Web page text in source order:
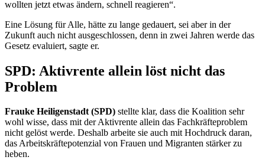
wollten jetzt etwas ändern, schnell reagieren“.
Eine Lösung für Alle, hätte zu lange gedauert, sei aber in der
Zukunft auch nicht ausgeschlossen, denn in zwei Jahren werde das
Gesetz evaluiert, sagte er.
SPD: Aktivrente allein löst nicht das
Problem
Frauke Heiligenstadt (SPD) stellte klar, dass die Koalition sehr
wohl wisse, dass mit der Aktivrente allein das Fachkräfteproblem
nicht gelöst werde. Deshalb arbeite sie auch mit Hochdruck daran,
das Arbeitskräftepotenzial von Frauen und Migranten stärker zu
heben.